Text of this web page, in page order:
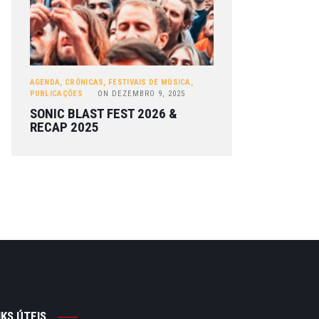
AGENDA, CRÓNICAS, FESTIVAIS DE MÚSICA,
PUBLICAÇÕES
ON DEZEMBRO 9, 2025
SONIC BLAST FEST 2026 &
RECAP 2025